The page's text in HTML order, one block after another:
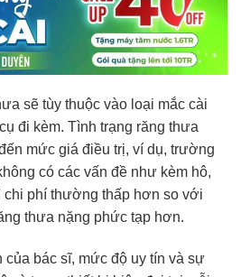
sẽ tùy thuộc vào loại mắc cài
đi kèm. Tình trạng răng thưa
mức giá điều trị, ví dụ, trường
có các vấn đề như kèm hô,
chi phí thường thấp hơn so với
thưa nặng phức tạp hơn.
của bác sĩ, mức độ uy tín và sự